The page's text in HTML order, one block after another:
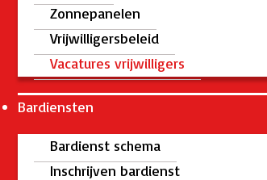
Zonnepanelen
Vrijwilligersbeleid
Vacatures vrijwilligers
Bardiensten
Bardienst schema
Inschrijven bardienst